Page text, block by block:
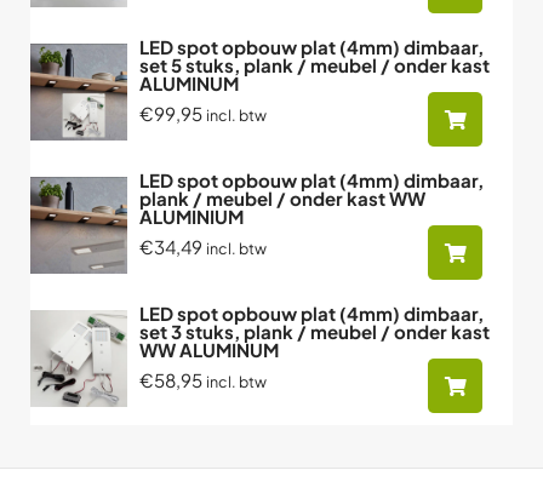
LED spot opbouw plat (4mm) dimbaar,
set 5 stuks, plank / meubel / onder kast
ALUMINUM
€99,95 incl. btw
LED spot opbouw plat (4mm) dimbaar,
plank / meubel / onder kast WW
ALUMINIUM
€34,49 incl. btw
LED spot opbouw plat (4mm) dimbaar,
set 3 stuks, plank / meubel / onder kast
WW ALUMINUM
€58,95 incl. btw